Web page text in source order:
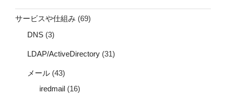
サービスや仕組み (69)
DNS (3)
LDAP/ActiveDirectory (31)
メール (43)
iredmail (16)